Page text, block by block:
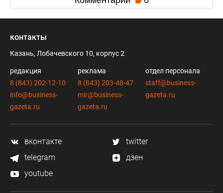
контакты
Казань, Лобачевского 10, корпус 2
редакция
8 (843) 202-12-10
info@business-
gazeta.ru
реклама
8 (843) 203-48-47
mir@business-
gazeta.ru
отдел персонала
staff@business-
gazeta.ru
вконтакте
twitter
telegram
дзен
youtube